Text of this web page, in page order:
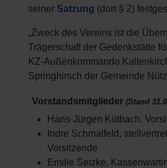
seiner Satzung (dort § 2)
„Zweck des Vereins ist die
Trägerschaft der Gedenkstätte
KZ-Außenkommando
Springhirsch der Gemeinde
Vorstandsmitglieder (Stand
Hans-Jürgen Kütbach,
Indre Schmalfeld,
Vorsitzende
Emilie Setzke,